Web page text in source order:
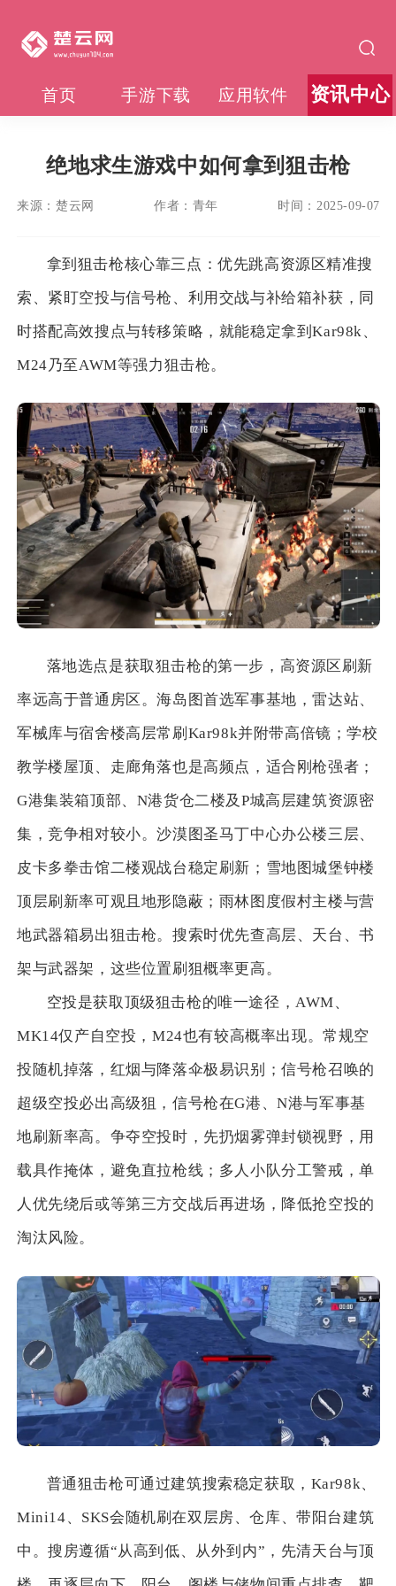
首页 手游下载 应用软件 资讯中心
绝地求生游戏中如何拿到狙击枪
来源： 楚云网 作者： 青年 时间： 2025-09-07
拿到狙击枪核心靠三点：优先跳高资源区精准搜
索、紧盯空投与信号枪、利用交战与补给箱补获，同
时搭配高效搜点与转移策略，就能稳定拿到Kar98k、
M24乃至AWM等强力狙击枪。
落地选点是获取狙击枪的第一步，高资源区刷新
率远高于普通房区。海岛图首选军事基地，雷达站、
军械库与宿舍楼高层常刷Kar98k并附带高倍镜；学校
教学楼屋顶、走廊角落也是高频点，适合刚枪强者；
G港集装箱顶部、N港货仓二楼及P城高层建筑资源密
集，竞争相对较小。沙漠图圣马丁中心办公楼三层、
皮卡多拳击馆二楼观战台稳定刷新；雪地图城堡钟楼
顶层刷新率可观且地形隐蔽；雨林图度假村主楼与营
地武器箱易出狙击枪。搜索时优先查高层、天台、书
架与武器架，这些位置刷狙概率更高。
空投是获取顶级狙击枪的唯一途径，AWM、
MK14仅产自空投，M24也有较高概率出现。常规空
投随机掉落，红烟与降落伞极易识别；信号枪召唤的
超级空投必出高级狙，信号枪在G港、N港与军事基
地刷新率高。争夺空投时，先扔烟雾弹封锁视野，用
载具作掩体，避免直拉枪线；多人小队分工警戒，单
人优先绕后或等第三方交战后再进场，降低抢空投的
淘汰风险。
普通狙击枪可通过建筑搜索稳定获取，Kar98k、
Mini14、SKS会随机刷在双层房、仓库、带阳台建筑
中。搜房遵循“从高到低、从外到内”，先清天台与顶